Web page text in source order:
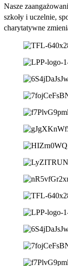
Nasze
szkoły i uczelnie,
charytatywne